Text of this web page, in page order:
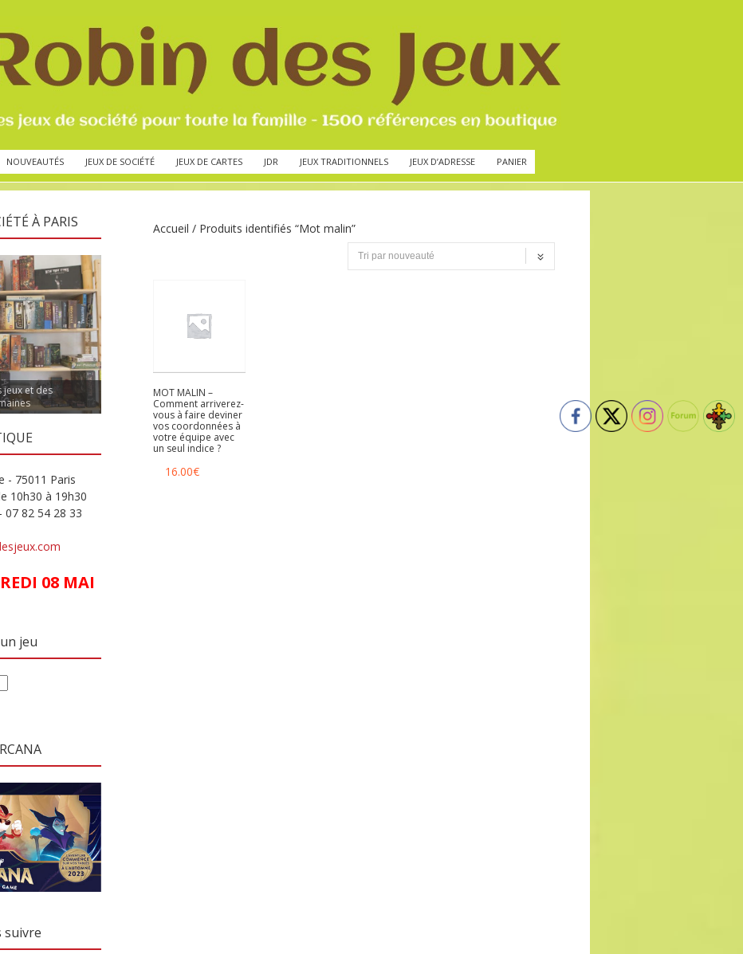
NOUVEAUTÉS JEUX DE SOCIÉTÉ JEUX DE CARTES JDR JEUX TRADITIONNELS JEUX D’ADRESSE PANIER
Accueil / Produits identifiés “Mot malin”
MOT MALIN –
Comment arriverez-
vous à faire deviner
vos coordonnées à
votre équipe avec
un seul indice ?
16.00€
À PARIS
et des
- 75011 Paris
10h30 à 19h30
07 82 54 28 33
08 MAI
jeu
suivre